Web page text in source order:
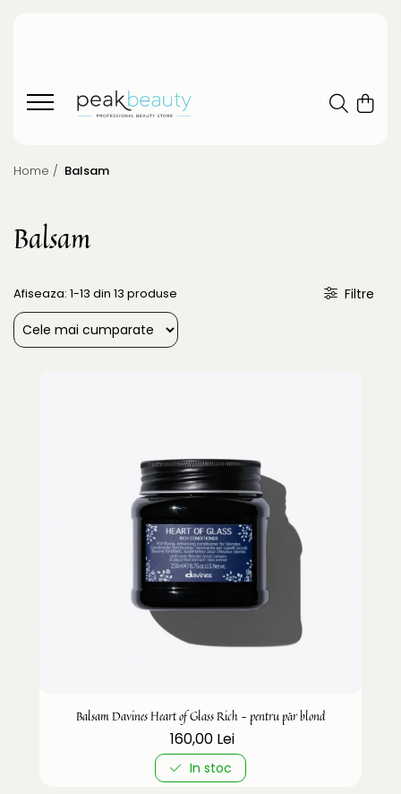
Home / Balsam
Balsam
Afiseaza: 1-13 din 13 produse Filtre
Balsam Davines Heart of Glass Rich - pentru păr blond
160,00 Lei
In stoc